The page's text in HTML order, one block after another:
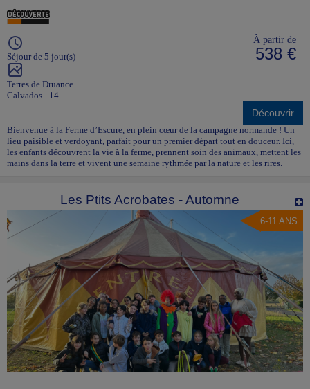
Séjour de 5 jour(s)
Terres de Druance
Calvados - 14
À partir de
538 €
Découvrir
Bienvenue à la Ferme d’Escure, en plein cœur de la campagne normande ! Un
lieu paisible et verdoyant, parfait pour un premier départ tout en douceur. Ici,
les enfants découvrent la vie à la ferme, prennent soin des animaux, mettent les
mains dans la terre et vivent une semaine rythmée par la nature et les rires.
Les Ptits Acrobates - Automne
6-11 ANS